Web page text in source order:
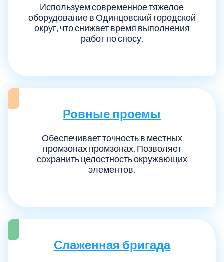
Используем современное тяжелое
оборудование в Одинцовский городской
округ, что снижает время выполнения
работ по сносу.
Ровные проемы
Обеспечивает точность в местных
промзонах промзонах. Позволяет
сохранить целостность окружающих
элементов.
Слаженная бригада